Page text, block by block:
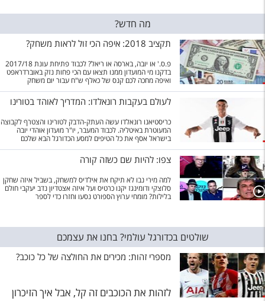
מה חדש?
תקציב 2018: איפה הכי זול לראות משחק?
פ.ס.' או יובה, בארסה או ריאל? לכבוד פתיחת עונת 2017/18
בדקנו מי המועדון ממנו תצאו עם הכי פחות נזק באוברדראפט
ואיפה מחכה לכם קנס של כאלף ש"ח עבור יום משחק
לעולם בעקבות רונאלדו: המדריך לאוהד בטורינו
כריסטיאנו רונאלדו עשה העתק-הדבק לטורינו והצטרף לקבוצה
המעוטרת באיטליה. לכבוד המעבר, יו"ר מועדון אוהדי יובה
בישראל אסף את כל הטיפים למסע הכדורגל הבא שלכם
צפו: להיות שם כשזה קורה
למה מירי נבו לא תיקח את אילדיס למשחק, בשביל איזה שחקן
סלוצקי ודומינגז יקנו כרטיס ועל איזה אצטדיון נדב יעקבי חולם
בלילות? מומחי ערוץ הספורט נסעו וחזרו כדי לספר
שולטים בכדורגל עולמי? בחנו את עצמכם
מספרי זהות: מכירים את החולצה של כל כוכב?
לזהות את הכוכבים זה קל, אבל איך הזיכרון